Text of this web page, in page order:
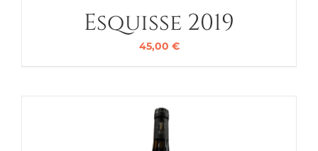
Esquisse 2019
45,00 €